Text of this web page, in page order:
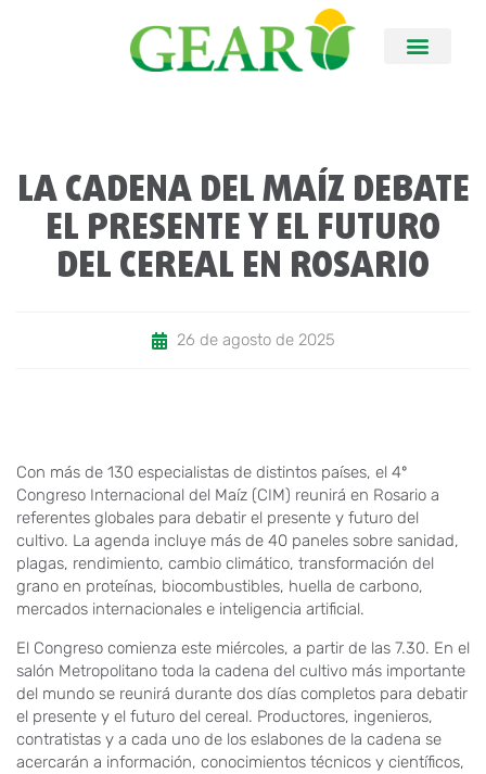
LA CADENA DEL MAÍZ DEBATE
EL PRESENTE Y EL FUTURO
DEL CEREAL EN ROSARIO
26 de agosto de 2025
Con más de 130 especialistas de distintos países, el 4º
Congreso Internacional del Maíz (CIM) reunirá en Rosario a
referentes globales para debatir el presente y futuro del
cultivo. La agenda incluye más de 40 paneles sobre sanidad,
plagas, rendimiento, cambio climático, transformación del
grano en proteínas, biocombustibles, huella de carbono,
mercados internacionales e inteligencia artificial.
El Congreso comienza este miércoles, a partir de las 7.30. En el
salón Metropolitano toda la cadena del cultivo más importante
del mundo se reunirá durante dos días completos para debatir
el presente y el futuro del cereal. Productores, ingenieros,
contratistas y a cada uno de los eslabones de la cadena se
acercarán a información, conocimientos técnicos y científicos,